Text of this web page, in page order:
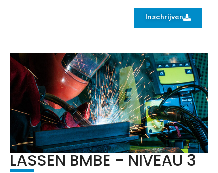
Inschrijven
LASSEN BMBE - NIVEAU 3